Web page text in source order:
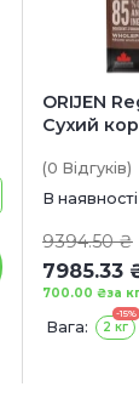
ORIJEN
Сухий
(з
(0 Відгуків)
В наявності
9394.50 ₴
7985.33
за кг
700.00 ₴
Вага:
-15%
2 кг